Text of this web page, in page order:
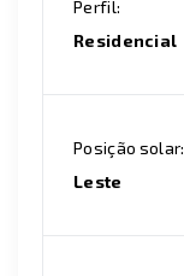
Perfil:
Residencial
Posição solar:
Leste